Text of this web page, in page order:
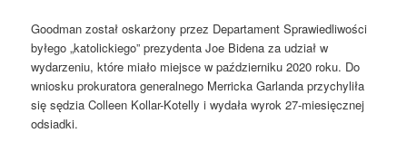
Goodman został oskarżony przez Departament Sprawiedliwości
byłego „katolickiego” prezydenta Joe Bidena za udział w
wydarzeniu, które miało miejsce w październiku 2020 roku. Do
wniosku prokuratora generalnego Merricka Garlanda przychyliła
się sędzia Colleen Kollar-Kotelly i wydała wyrok 27-miesięcznej
odsiadki.